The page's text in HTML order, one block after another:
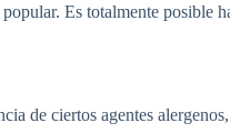
Es totalmente posible
de ciertos agentes